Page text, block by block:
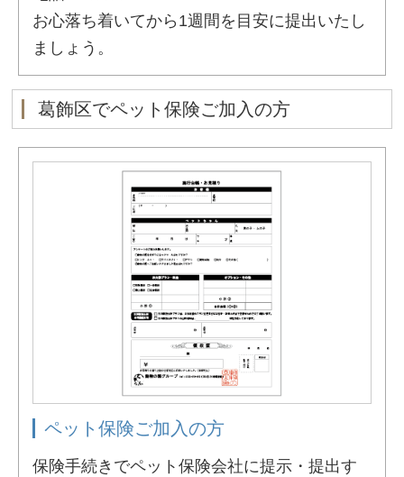
お心落ち着いてから1週間を目安に提出いたし
ましょう。
葛飾区でペット保険ご加入の方
ペット保険ご加入の方
保険手続きでペット保険会社に提示・提出す